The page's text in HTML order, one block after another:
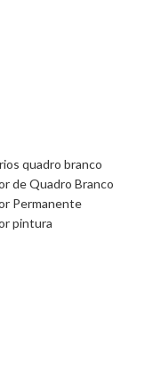
quadro branco
de Quadro Branco
Permanente
pintura